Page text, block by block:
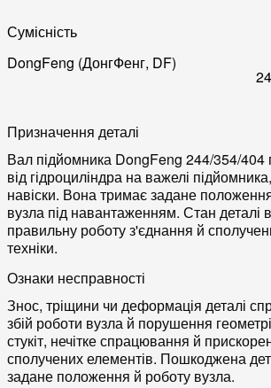
Сумісність
DongFeng (ДонгФенг, DF)
Призначення деталі
Вал підйомника DongFeng 244/354/404
від гідроциліндра на важелі
навіски. Вона тримає задане
вузла під навантаженням. Стан деталі
правильну роботу з'єднання й
техніки.
Ознаки несправності
Знос, тріщини чи деформація деталі
збій роботи вузла й порушення
стукіт, нечітке спрацювання й
сполучених елементів. Пошкоджена
задане положення й роботу вузла.